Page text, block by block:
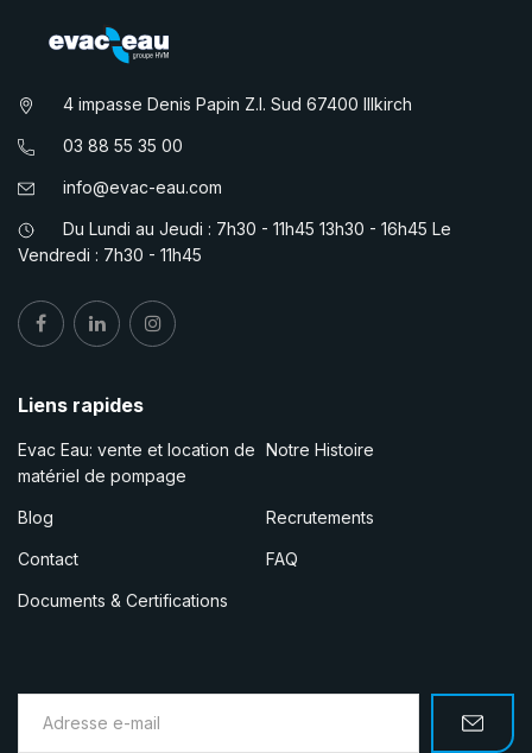
4 impasse Denis Papin Z.I. Sud 67400 Illkirch
03 88 55 35 00
info@evac-eau.com
Du Lundi au Jeudi : 7h30 - 11h45 13h30 - 16h45 Le
Vendredi : 7h30 - 11h45
Liens rapides
Evac Eau: vente et location de
matériel de pompage
Notre Histoire
Blog Recrutements
Contact FAQ
Documents & Certifications